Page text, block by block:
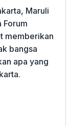
Maruli
Forum
memberikan
bangsa
apa yang